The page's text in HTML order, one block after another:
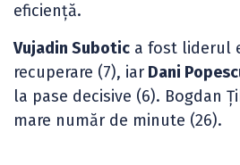
eficiență.
Vujadin Subotic a fost liderul
recuperare (7), iar Dani
la pase decisive (6). Bogdan
mare număr de minute (26).